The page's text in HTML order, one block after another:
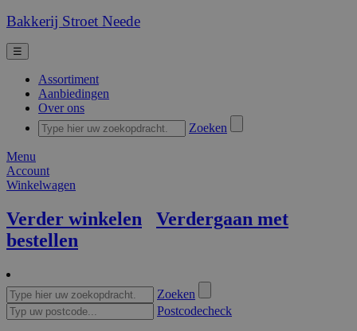
Bakkerij Stroet Neede
☰
Assortiment
Aanbiedingen
Over ons
Zoeken
Menu
Account
Winkelwagen
Verder winkelen
Verdergaan met
bestellen
Zoeken
Postcodecheck